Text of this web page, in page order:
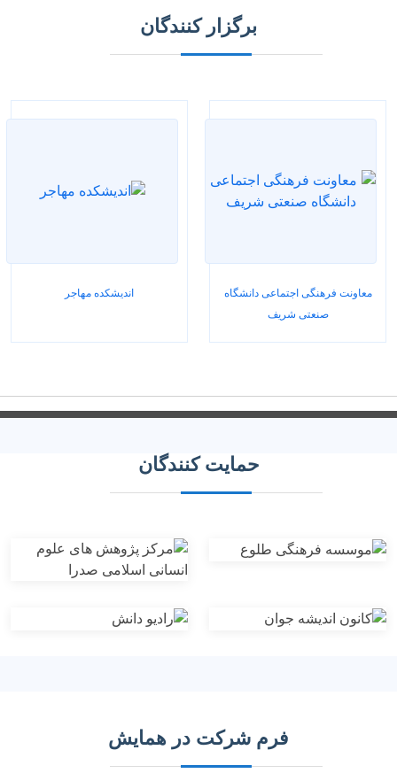
برگزار کنندگان
معاونت فرهنگی اجتماعی دانشگاه
صنعتی شریف
اندیشکده مهاجر
حمایت کنندگان
فرم شرکت در همایش